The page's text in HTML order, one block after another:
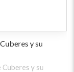
y su
y su